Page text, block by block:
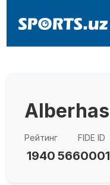
Рейтинг
1940
FIDE ID